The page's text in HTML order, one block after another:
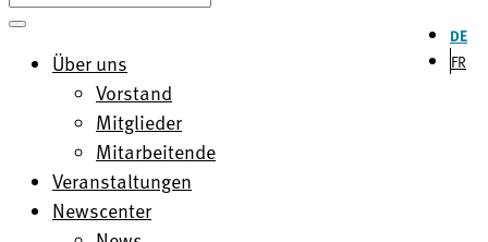
DE
FR
Über uns
Vorstand
Mitglieder
Mitarbeitende
Veranstaltungen
Newscenter